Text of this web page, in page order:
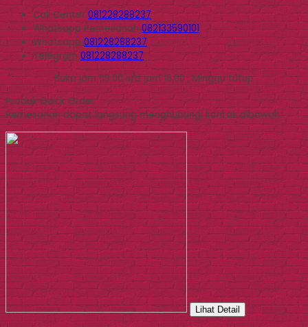
Call Center081228288237
WhatsappPemesanan 082133590101
Whatsapp081228288237
Telegram081228288237
Buka jam 09.00 s/d jam 16.00 , Minggu tutup
Produk Quick Order
Pemesanan dapat langsung menghubungi kontak dibawah:
Lihat Detail